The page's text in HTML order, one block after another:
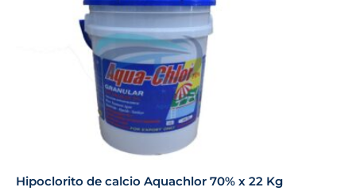
Hipoclorito de calcio Aquachlor 70% x 22 Kg